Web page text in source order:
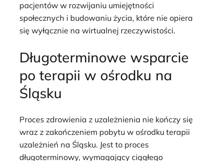
pacjentów w rozwijaniu umiejętności
społecznych i budowaniu życia, które nie opiera
się wyłącznie na wirtualnej rzeczywistości.
Długoterminowe wsparcie
po terapii w ośrodku na
Śląsku
Proces zdrowienia z uzależnienia nie kończy się
wraz z zakończeniem pobytu w ośrodku terapii
uzależnień na Śląsku. Jest to proces
długoterminowy, wymagający ciągłego